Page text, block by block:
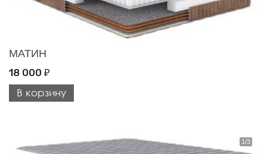
МАТИН
18 000 ₽
В корзину